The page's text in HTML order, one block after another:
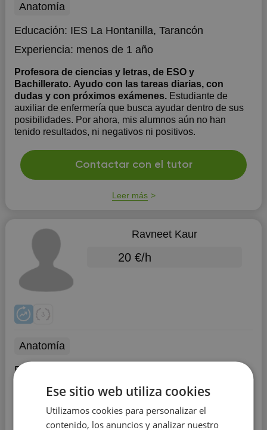
Anatomía
Educación: IES La Hontanilla, Tarancón
Experiencia: menos de 1 año
Profesora de ciencias y letras, de ESO y
Bachillerato. Ayudo con las tareas diarias, con
dudas y con próximos exámenes. Estudiante de
auxiliar de enfermería que busca ayudar dentro de sus
posibilidades. Por ahora, mis alumnos aún no han
tenido resultados, ni negativos ni positivos.
Contactar con el tutor
Leer más
Ravneet Kaur
20 €/h
Anatomía
Educación:
I teach english and anatomy to teenagers and adults.
Ese sitio web utiliza cookies
Utilizamos cookies para personalizar el
contenido, los anuncios y analizar nuestro